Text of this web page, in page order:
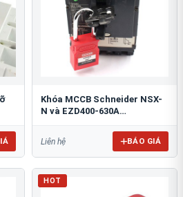
Khóa MCCB Schneider NSX-
N và EZD400-630A
Liên hệ BÁO GIÁ
HOT